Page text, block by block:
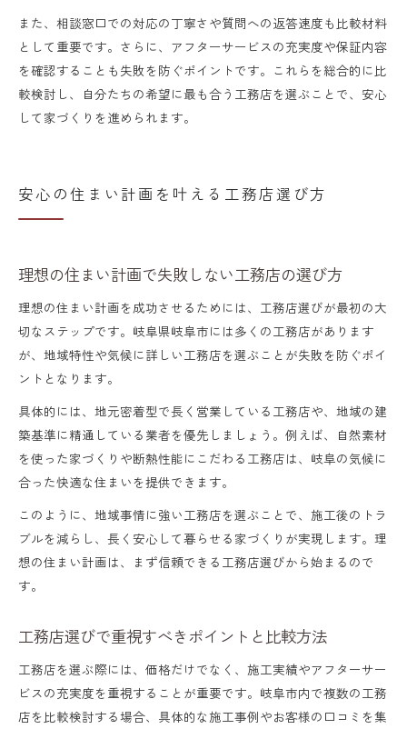
また、相談窓口での対応の丁寧さや質問への返答速度も比較材料
として重要です。さらに、アフターサービスの充実度や保証内容
を確認することも失敗を防ぐポイントです。これらを総合的に比
較検討し、自分たちの希望に最も合う工務店を選ぶことで、安心
して家づくりを進められます。
安心の住まい計画を叶える工務店選び方
理想の住まい計画で失敗しない工務店の選び方
理想の住まい計画を成功させるためには、工務店選びが最初の大
切なステップです。岐阜県岐阜市には多くの工務店があります
が、地域特性や気候に詳しい工務店を選ぶことが失敗を防ぐポイ
ントとなります。
具体的には、地元密着型で長く営業している工務店や、地域の建
築基準に精通している業者を優先しましょう。例えば、自然素材
を使った家づくりや断熱性能にこだわる工務店は、岐阜の気候に
合った快適な住まいを提供できます。
このように、地域事情に強い工務店を選ぶことで、施工後のトラ
ブルを減らし、長く安心して暮らせる家づくりが実現します。理
想の住まい計画は、まず信頼できる工務店選びから始まるので
す。
工務店選びで重視すべきポイントと比較方法
工務店を選ぶ際には、価格だけでなく、施工実績やアフターサー
ビスの充実度を重視することが重要です。岐阜市内で複数の工務
店を比較検討する場合、具体的な施工事例やお客様の口コミを集